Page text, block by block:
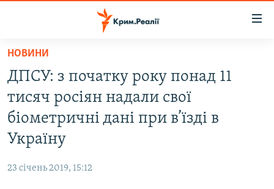
Перейти
основного
матеріалу
Перейти
до
основної
Перейти
ВОДА.КРИМ
ВІДЕО ТА ФОТО
ПОЛІТИКА
НОВИНИ
ДПСУ: з початку року понад 11
тисяч росіян надали свої
біометричні дані при в’їзді в
Україну
23 січень 2019, 15:12